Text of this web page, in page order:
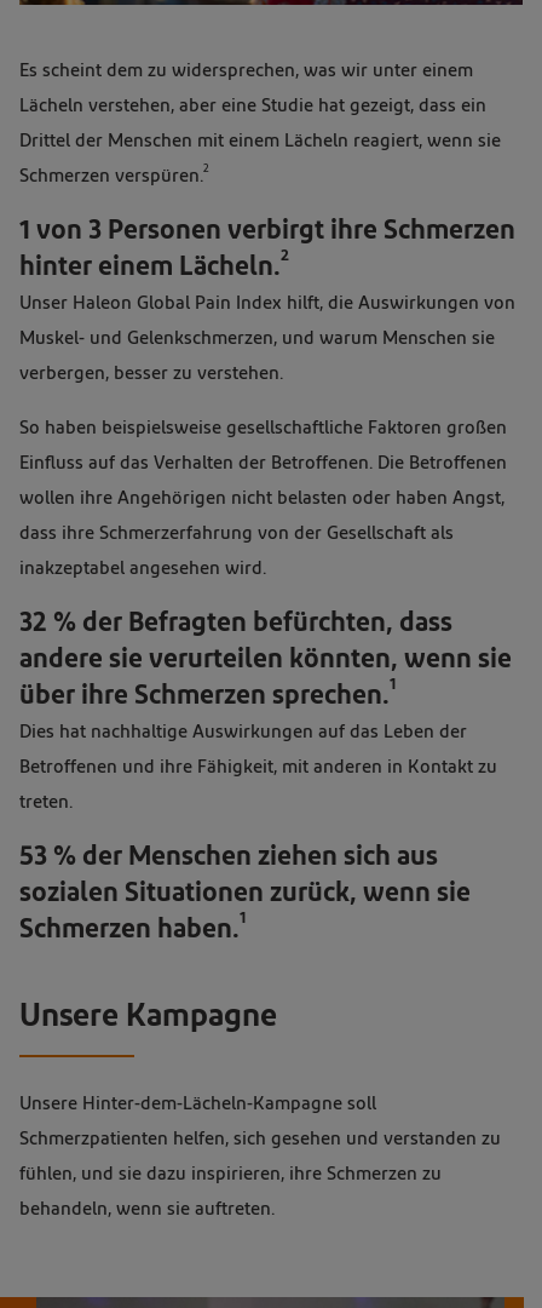
Es scheint dem zu widersprechen, was wir unter einem
Lächeln verstehen, aber eine Studie hat gezeigt, dass ein
Drittel der Menschen mit einem Lächeln reagiert, wenn sie
Schmerzen verspüren. 2
1 von 3 Personen verbirgt ihre Schmerzen
hinter einem Lächeln.2
Unser Haleon Global Pain Index hilft, die Auswirkungen von
Muskel- und Gelenkschmerzen, und warum Menschen sie
verbergen, besser zu verstehen.
So haben beispielsweise gesellschaftliche Faktoren großen
Einfluss auf das Verhalten der Betroffenen. Die Betroffenen
wollen ihre Angehörigen nicht belasten oder haben Angst,
dass ihre Schmerzerfahrung von der Gesellschaft als
inakzeptabel angesehen wird.
32 % der Befragten befürchten, dass
andere sie verurteilen könnten, wenn sie
über ihre Schmerzen sprechen.1
Dies hat nachhaltige Auswirkungen auf das Leben der
Betroffenen und ihre Fähigkeit, mit anderen in Kontakt zu
treten.
53 % der Menschen ziehen sich aus
sozialen Situationen zurück, wenn sie
Schmerzen haben.1
Unsere Kampagne
Unsere Hinter-dem-Lächeln-Kampagne soll
Schmerzpatienten helfen, sich gesehen und verstanden zu
fühlen, und sie dazu inspirieren, ihre Schmerzen zu
behandeln, wenn sie auftreten.